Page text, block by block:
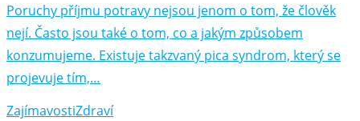
Poruchy příjmu potravy nejsou jenom o tom, že člověk
nejí. Často jsou také o tom, co a jakým způsobem
konzumujeme. Existuje takzvaný pica syndrom, který se
projevuje tím,…
ZajímavostiZdraví